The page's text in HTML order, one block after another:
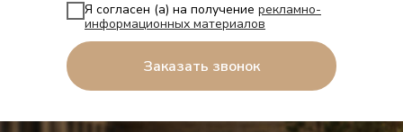
Я согласен (а) на получение рекламно-
информационных материалов
Заказать звонок